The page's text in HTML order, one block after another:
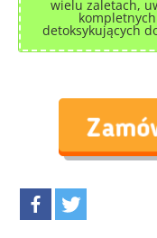
wielu zaletach,
detoksykujących